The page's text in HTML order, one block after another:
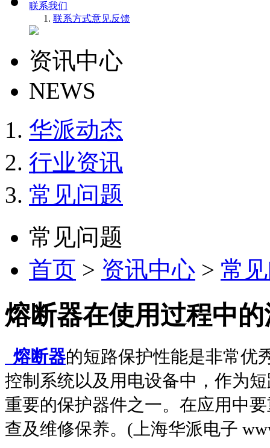
联系我们
联系方式意见反馈
资讯中心
NEWS
华派动态
行业资讯
常见问题
常见问题
首页 > 资讯中心 > 常
熔断器在使用过程中
熔断器的短路保护性能是非常优
控制系统以及用电设备中，作为
重要的保护器件之一。在应用中
查及维修保养。(上海华派电子